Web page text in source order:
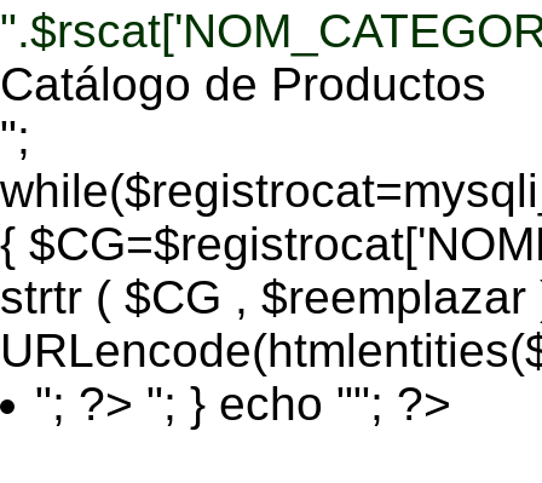
Catálogo de Productos
";
{
strtr ( $CG , $reemplazar
"; ?> "; } echo ""; ?>